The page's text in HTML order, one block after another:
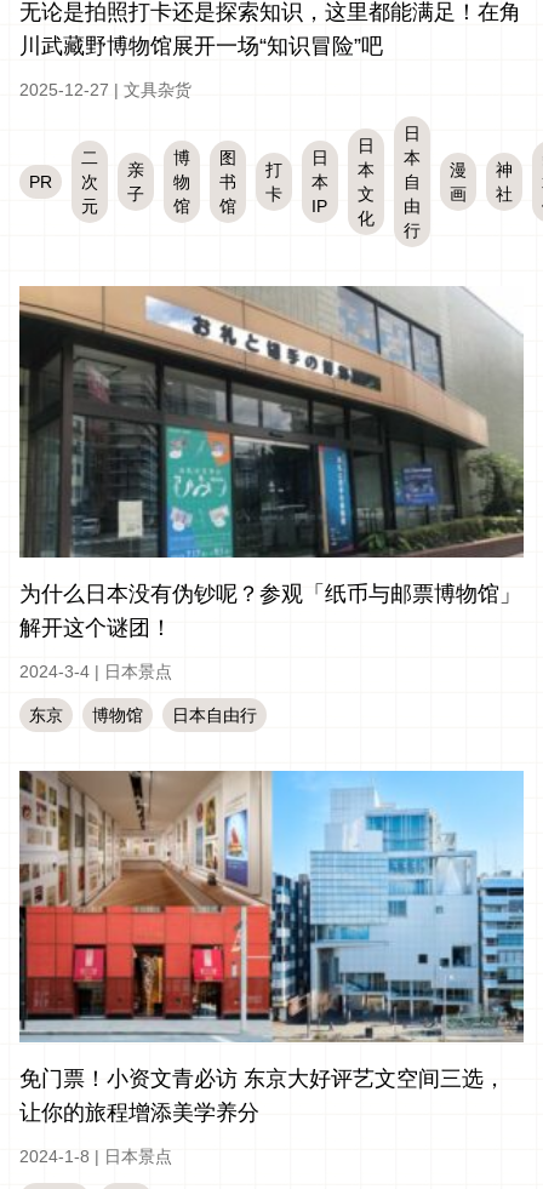
无论是拍照打卡还是探索知识，这里都能满足！在角
川武藏野博物馆展开一场“知识冒险”吧
2025-12-27 | 文具杂货
PR
二
次
元
亲
子
博
物
馆
图
书
馆
打
卡
日
本
IP
日
本
文
化
日
本
自
由
行
漫
画
神
社
为什么日本没有伪钞呢？参观「纸币与邮票博物馆」
解开这个谜团！
2024-3-4 | 日本景点
东京 博物馆 日本自由行
免门票！小资文青必访 东京大好评艺文空间三选，
让你的旅程增添美学养分
2024-1-8 | 日本景点